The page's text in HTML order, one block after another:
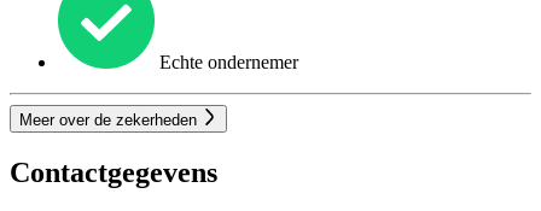
Echte ondernemer
Meer over de zekerheden
Contactgegevens